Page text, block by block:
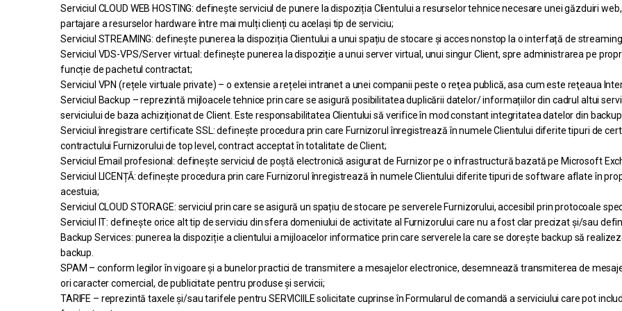
Serviciul CLOUD WEB HOSTING: definește serviciul de punere la dispoziția Clientului a resurselor tehnice necesare unei găzduiri
partajare a resurselor hardware între mai mulți clienți cu același tip de serviciu;
Serviciul STREAMING: definește punerea la dispoziția Clientului a unui spațiu de stocare și acces nonstop la o interfață de
Serviciul VDS-VPS/Server virtual: definește punerea la dispoziție a unui server virtual, unui singur Client, spre administrarea pe
funcție de pachetul contractat;
Serviciul VPN (rețele virtuale private) – o extensie a rețelei intranet a unei companii peste o reţea publică, asa cum este reţeaua
Serviciul Backup – reprezintă mijloacele tehnice prin care se asigură posibilitatea duplicării datelor/ informațiilor din cadrul altui
serviciului de baza achiziționat de Client. Este responsabilitatea Clientului să verifice în mod constant integritatea datelor din
Serviciul înregistrare certificate SSL: definește procedura prin care Furnizorul înregistrează în numele Clientului diferite tipuri de
contractului Furnizorului de top level, contract acceptat în totalitate de Client;
Serviciul Email profesional: definește serviciul de poștă electronică asigurat de Furnizor pe o infrastructură bazată pe Microsoft
Serviciul LICENȚĂ: definește procedura prin care Furnizorul înregistrează în numele Clientului diferite tipuri de software aflate în
acestuia;
Serviciul CLOUD STORAGE: serviciul prin care se asigură un spațiu de stocare pe serverele Furnizorului, accesibil prin protocoale
Serviciul IT: definește orice alt tip de serviciu din sfera domeniului de activitate al Furnizorului care nu a fost clar precizat și/sau
Backup Services: punerea la dispoziție a clientului a mijloacelor informatice prin care serverele la care se dorește backup să
backup.
SPAM – conform legilor în vigoare și a bunelor practici de transmitere a mesajelor electronice, desemnează transmiterea de
ori caracter comercial, de publicitate pentru produse și servicii;
TARIFE – reprezintă taxele și/sau tarifele pentru SERVICIILE solicitate cuprinse în Formularul de comandă a serviciului care pot